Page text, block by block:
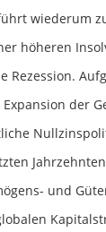
wiederum
höheren
Rezession.
der
und